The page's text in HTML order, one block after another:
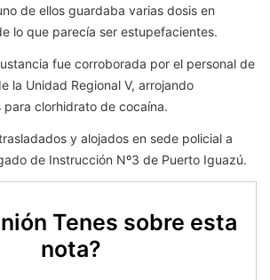
de ellos guardaba varias dosis en
lo que parecía ser estupefacientes.
fue corroborada por el personal de
la Unidad Regional V, arrojando
para clorhidrato de cocaína.
y alojados en sede policial a
de Instrucción Nº3 de Puerto Iguazú.
Tenes sobre esta
nota?